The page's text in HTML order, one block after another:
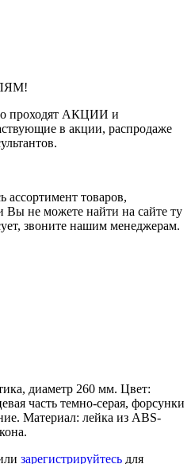
проходят АКЦИИ и
в акции, распродаже
ассортимент товаров,
не можете найти на сайте ту
звоните нашим менеджерам.
диаметр 260 мм. Цвет:
часть темно-серая, форсунки
Материал: лейка из ABS-
зарегистрируйтесь для